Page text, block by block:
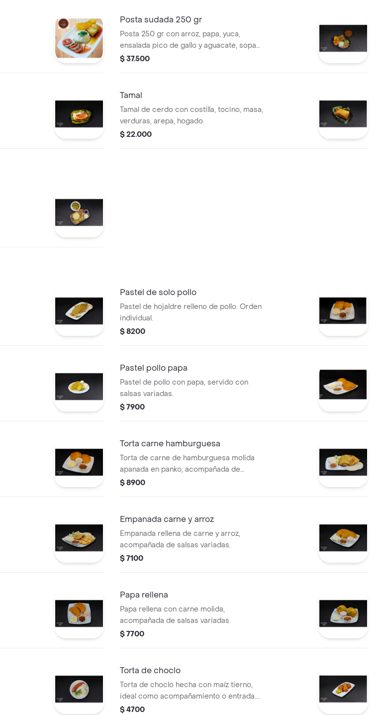
Posta sudada 250 gr
Posta 250 gr con arroz, papa, yuca,
ensalada pico de gallo y aguacate, sopa
del dia.
$ 37.500
Tamal
Tamal de cerdo con costilla, tocino, masa,
verduras, arepa, hogado.
$ 22.000
Pastel de solo pollo
Pastel de hojaldre relleno de pollo. Orden
individual.
$ 8200
Pastel pollo papa
Pastel de pollo con papa, servido con
salsas variadas.
$ 7900
Torta carne hamburguesa
Torta de carne de hamburguesa molida
apanada en panko, acompañada de
tortillas, salsa y limón.
$ 8900
Empanada carne y arroz
Empanada rellena de carne y arroz,
acompañada de salsas variadas.
$ 7100
Papa rellena
Papa rellena con carne molida,
acompañada de salsas variadas.
$ 7700
Torta de choclo
Torta de choclo hecha con maíz tierno,
ideal como acompañamiento o entrada.
Se presenta en porciones individuales.
$ 4700